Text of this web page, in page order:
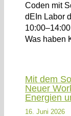
Coden mit
dEIn Labor
Was haben
Mit dem
Neuer
Energien
16. Juni 2026